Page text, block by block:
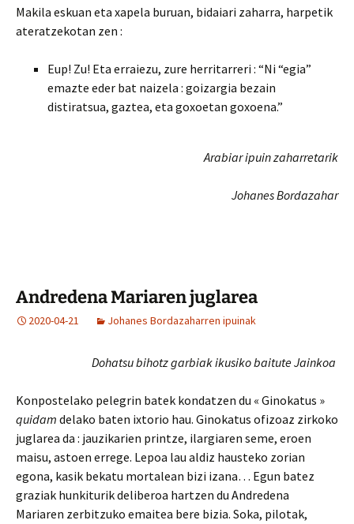
Makila eskuan eta xapela buruan, bidaiari zaharra, harpetik
ateratzekotan zen :
Eup! Zu! Eta erraiezu, zure herritarreri : “Ni “egia”
emazte eder bat naizela : goizargia bezain
distiratsua, gaztea, eta goxoetan goxoena.”
Arabiar ipuin zaharretarik
Johanes Bordazahar
Andredena Mariaren juglarea
2020-04-21 Johanes Bordazaharren ipuinak
Dohatsu bihotz garbiak ikusiko baitute Jainkoa
Konpostelako pelegrin batek kondatzen du « Ginokatus »
quidam delako baten ixtorio hau. Ginokatus ofizoaz zirkoko
juglarea da : jauzikarien printze, ilargiaren seme, eroen
maisu, astoen errege. Lepoa lau aldiz hausteko zorian
egona, kasik bekatu mortalean bizi izana… Egun batez
graziak hunkiturik deliberoa hartzen du Andredena
Mariaren zerbitzuko emaitea bere bizia. Soka, pilotak,